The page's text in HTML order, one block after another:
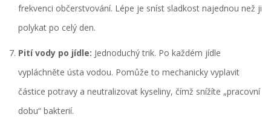
frekvenci občerstvování. Lépe je sníst sladkost najednou než ji
polykat po celý den.
Pití vody po jídle: Jednoduchý trik. Po každém jídle
vypláchněte ústa vodou. Pomůže to mechanicky vyplavit
částice potravy a neutralizovat kyseliny, čímž snížíte „pracovní
dobu“ bakterií.